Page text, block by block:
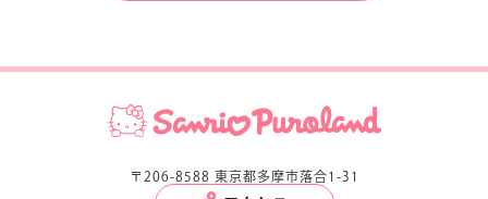
〒206-8588 東京都多摩市落合1-31